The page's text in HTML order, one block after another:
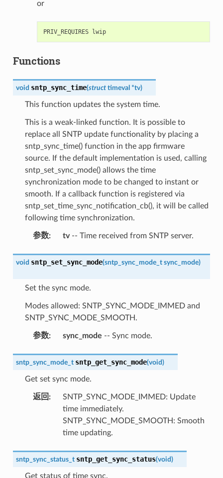
or
PRIV_REQUIRES lwip
Functions
void sntp_sync_time(struct timeval *tv)
This function updates the system time.
This is a weak-linked function. It is possible to
replace all SNTP update functionality by placing a
sntp_sync_time() function in the app firmware
source. If the default implementation is used, calling
sntp_set_sync_mode() allows the time
synchronization mode to be changed to instant or
smooth. If a callback function is registered via
sntp_set_time_sync_notification_cb(), it will be called
following time synchronization.
参数: tv-- Time received from SNTP server.
void sntp_set_sync_mode(sntp_sync_mode_t sync_mode)
Set the sync mode.
Modes allowed: SNTP_SYNC_MODE_IMMED and
SNTP_SYNC_MODE_SMOOTH.
参数: sync_mode -- Sync mode.
sntp_sync_mode_t sntp_get_sync_mode(void)
Get set sync mode.
返回 :
SNTP_SYNC_MODE_IMMED: Update
time immediately.
SNTP_SYNC_MODE_SMOOTH: Smooth
time updating.
sntp_sync_status_t sntp_get_sync_status(void)
Get status of time sync.